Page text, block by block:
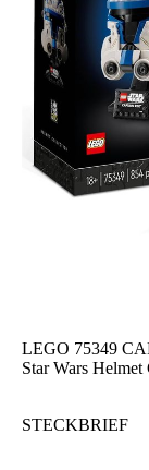
LEGO 75349
Star Wars
STECKBRIEF